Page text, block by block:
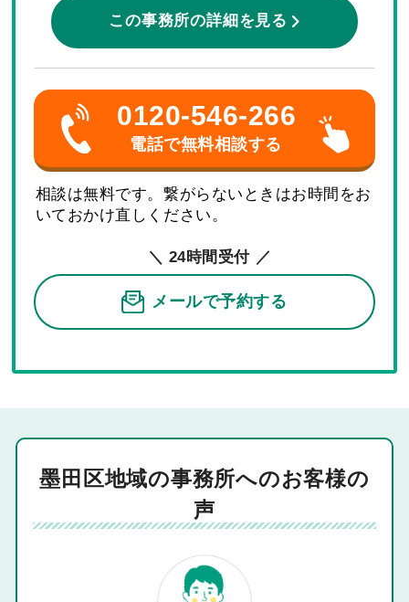
この事務所の詳細を見る
0120-546-266
電話で無料相談する
相談は無料です。繋がらないときはお時間をお
いておかけ直しください。
＼ 24時間受付 ／
メールで予約する
墨田区地域の事務所へのお客様の
声